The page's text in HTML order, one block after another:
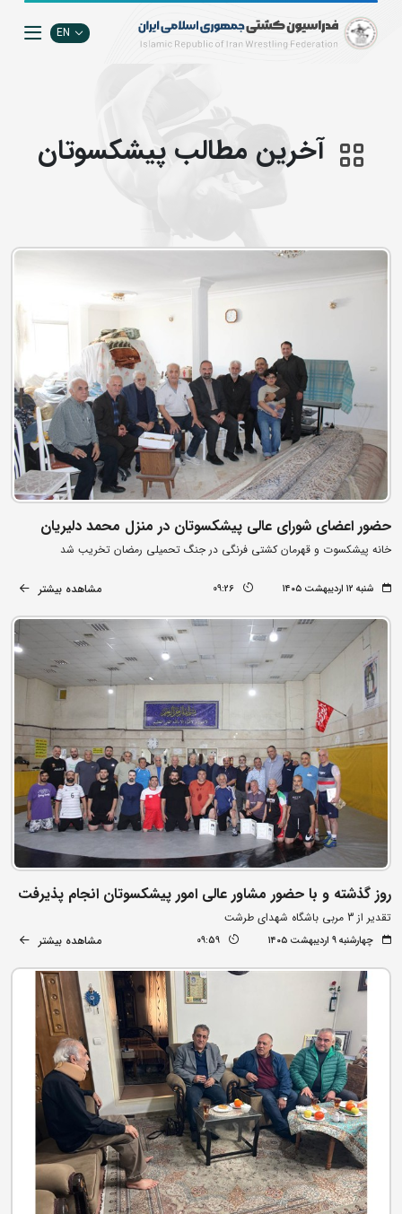
EN
آخرین مطالب پیشکسوتان
حضور اعضای شورای عالی پیشکسوتان در منزل محمد دلیریان
خانه پیشکسوت و قهرمان کشتی فرنگی در جنگ تحمیلی رمضان تخریب شد
شنبه ۱۲ اردیبهشت ۱۴۰۵ 09:26 مشاهده بیشتر
روز گذشته و با حضور مشاور عالی امور پیشکسوتان انجام پذیرفت
تقدیر از 3 مربی باشگاه شهدای طرشت
چهارشنبه ۹ اردیبهشت ۱۴۰۵ 09:59 مشاهده بیشتر